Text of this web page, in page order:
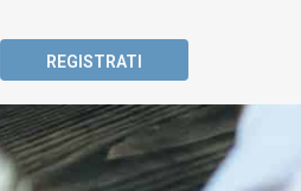
REGISTRATI